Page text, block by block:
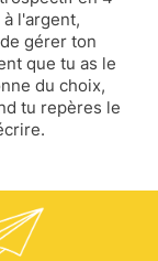
l'argent,
gérer ton
que tu as le
du choix,
tu repères le